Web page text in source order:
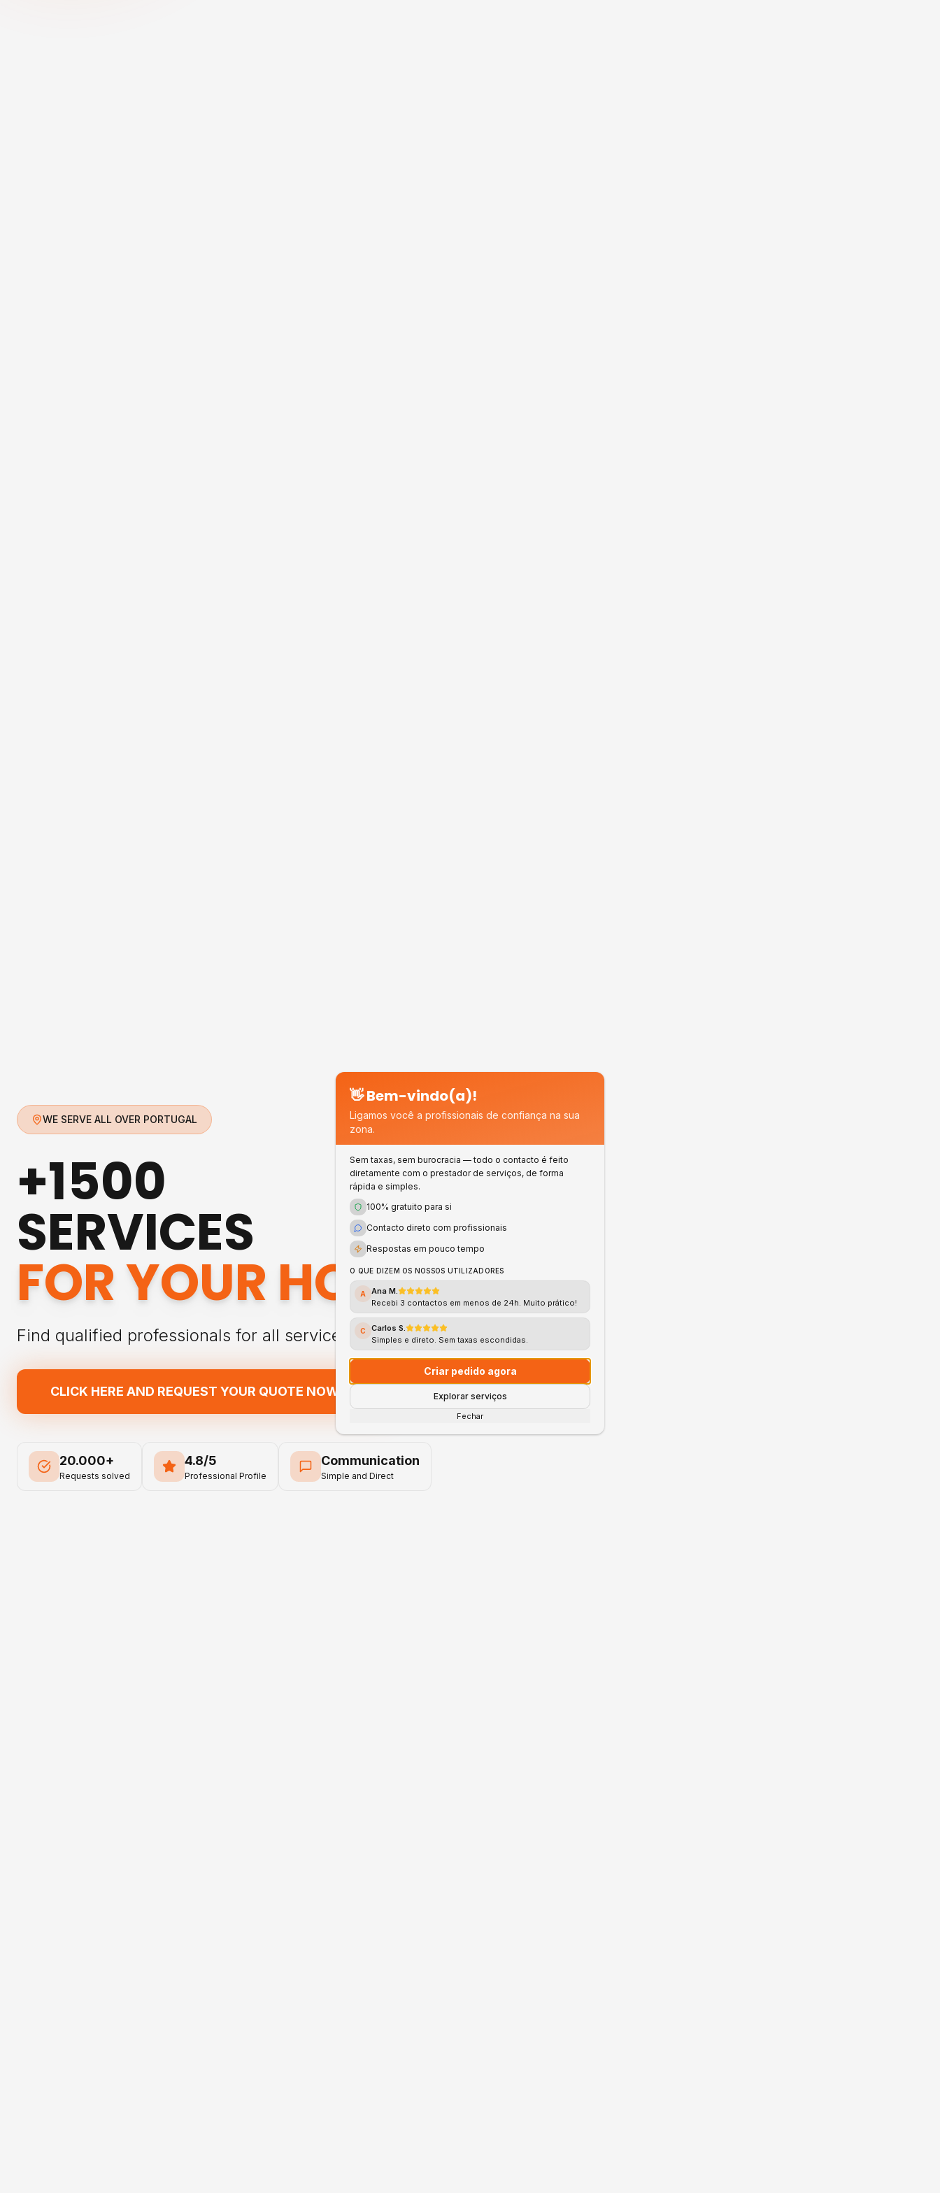
WE SERVE ALL OVER PORTUGAL
+1500
SERVICES
FOR YOUR HOME
Find qualified professionals for all services
CLICK HERE AND REQUEST YOUR QUOTE NOW
20.000+
Requests solved
4.8/5
Professional Profile
Communication
Simple and Direct
👋 Bem-vindo(a)!
Ligamos você a profissionais de confiança na sua
zona.
Sem taxas, sem burocracia — todo o contacto é feito
diretamente com o prestador de serviços, de forma
rápida e simples.
100% gratuito para si
Contacto direto com profissionais
Respostas em pouco tempo
O QUE DIZEM OS NOSSOS UTILIZADORES
A
Ana M.
Recebi 3 contactos em menos de 24h. Muito prático!
C
Carlos S.
Simples e direto. Sem taxas escondidas.
Criar pedido agora
Explorar serviços
Fechar